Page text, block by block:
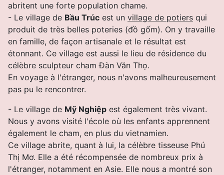
abritent une forte population chame.
- Le village de Bầu Trúc est un village de potiers qui
produit de très belles poteries (đồ gốm). On y travaille
en famille, de façon artisanale et le résultat est
étonnant. Ce village est aussi le lieu de résidence du
célèbre sculpteur cham Ðàn Văn Thọ.
En voyage à l'étranger, nous n'avons malheureusement
pas pu le rencontrer.
- Le village de Mỹ Nghiệp est également très vivant.
Nous y avons visité l'école où les enfants apprennent
également le cham, en plus du vietnamien.
Ce village abrite, quant à lui, la célèbre tisseuse Phú
Thị Mơ. Elle a été récompensée de nombreux prix à
l'étranger, notamment en Asie. Elle nous a montré son